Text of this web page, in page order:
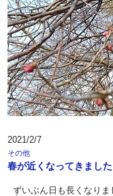
2021/2/7
その他
春が近くなってきました
ずいぶん日も長くなりま